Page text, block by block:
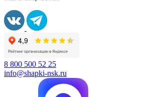
8 800 500 52 25
info@shapki-nsk.ru